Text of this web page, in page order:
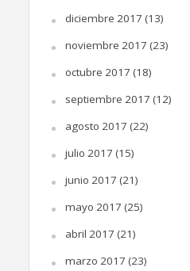
diciembre 2017 (13)
noviembre 2017 (23)
octubre 2017 (18)
septiembre 2017 (12)
agosto 2017 (22)
julio 2017 (15)
junio 2017 (21)
mayo 2017 (25)
abril 2017 (21)
marzo 2017 (23)